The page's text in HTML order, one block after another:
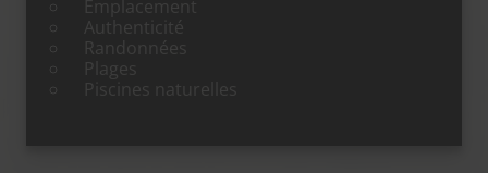
Emplacement
Authenticité
Randonnées
Plages
Piscines naturelles